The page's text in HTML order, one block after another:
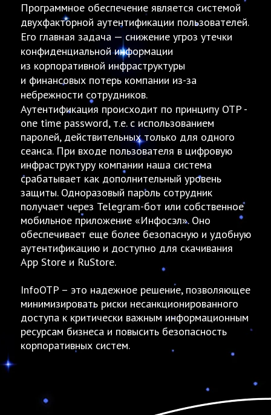
Программное обеспечение является системой
двухфакторной аутентификации пользователей.
Его главная задача — снижение угроз утечки
конфиденциальной информации
из корпоративной инфраструктуры
и финансовых потерь компании из-за
небрежности сотрудников.
Аутентификация происходит по принципу OTP -
one time password, т.е. с использованием
паролей, действительных только для одного
сеанса. При входе пользователя в цифровую
инфраструктуру компании наша система
срабатывает как дополнительный уровень
защиты. Одноразовый пароль сотрудник
получает через Telegram-бот или собственное
мобильное приложение «Инфосэл». Оно
обеспечивает еще более безопасную и удобную
аутентификацию и доступно для скачивания
App Store и RuStore.
InfoOTP – это надежное решение, позволяющее
минимизировать риски несанкционированного
доступа к критически важным информационным
ресурсам бизнеса и повысить безопасность
корпоративных систем.